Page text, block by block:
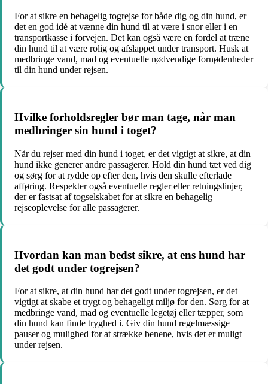
For at sikre en behagelig togrejse for både dig og din hund, er
det en god idé at vænne din hund til at være i snor eller i en
transportkasse i forvejen. Det kan også være en fordel at træne
din hund til at være rolig og afslappet under transport. Husk at
medbringe vand, mad og eventuelle nødvendige fornødenheder
til din hund under rejsen.
Hvilke forholdsregler bør man tage, når man
medbringer sin hund i toget?
Når du rejser med din hund i toget, er det vigtigt at sikre, at din
hund ikke generer andre passagerer. Hold din hund tæt ved dig
og sørg for at rydde op efter den, hvis den skulle efterlade
afføring. Respekter også eventuelle regler eller retningslinjer,
der er fastsat af togselskabet for at sikre en behagelig
rejseoplevelse for alle passagerer.
Hvordan kan man bedst sikre, at ens hund har
det godt under togrejsen?
For at sikre, at din hund har det godt under togrejsen, er det
vigtigt at skabe et trygt og behageligt miljø for den. Sørg for at
medbringe vand, mad og eventuelle legetøj eller tæpper, som
din hund kan finde tryghed i. Giv din hund regelmæssige
pauser og mulighed for at strække benene, hvis det er muligt
under rejsen.